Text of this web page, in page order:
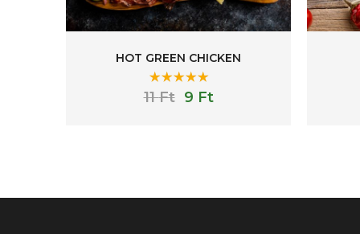
HOT GREEN CHICKEN
Rated 5.00
11Ft 9 Ft